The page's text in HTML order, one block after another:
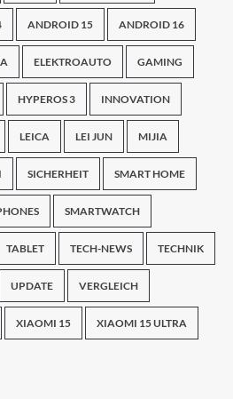
ANDROID 15 ANDROID 16
ELEKTROAUTO GAMING
HYPEROS 3 INNOVATION
LEICA LEI JUN MIJIA
SICHERHEIT SMART HOME
SMARTWATCH
TABLET TECH-NEWS TECHNIK
UPDATE VERGLEICH
XIAOMI 15 XIAOMI 15 ULTRA